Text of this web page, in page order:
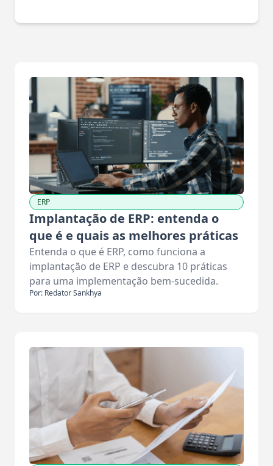
ERP
Implantação de ERP: entenda o
que é e quais as melhores práticas
Entenda o que é ERP, como funciona a
implantação de ERP e descubra 10 práticas
para uma implementação bem-sucedida.
Por: Redator Sankhya